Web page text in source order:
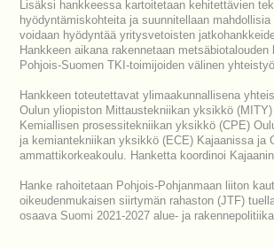
Lisäksi hankkeessa kartoitetaan kehitettävien
hyödyntämiskohteita ja suunnitellaan
voidaan hyödyntää yritysvetoisten
Hankkeen aikana rakennetaan
Pohjois-Suomen TKI-toimijoiden välinen
Hankkeen toteutettavat ylimaakunnallisena
Oulun yliopiston Mittaustekniikan yksikkö
Kemiallisen prosessitekniikan yksikkö (CPE)
ja kemiantekniikan yksikkö (ECE) Kajaanissa ja
ammattikorkeakoulu. Hanketta koordinoi
Hanke rahoitetaan Pohjois-Pohjanmaan liiton
oikeudenmukaisen siirtymän rahaston (JTF)
osaava Suomi 2021-2027 alue- ja